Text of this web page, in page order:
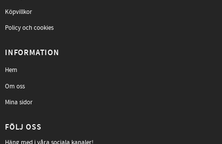
Köpvillkor
Policy och cookies
INFORMATION
Hem
Om oss
Mina sidor
FÖLJ OSS